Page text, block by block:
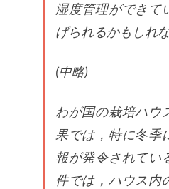
湿度管理ができて
げられるかもしれ
(中略)
わが国の栽培ハウ
果では，特に冬季
報が発令されてい
件では，ハウス内